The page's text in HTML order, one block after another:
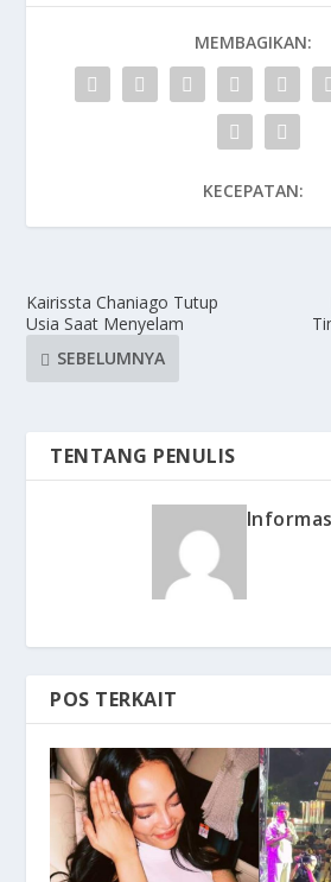
MEMBAGIKAN:
KECEPATAN:
Kairissta Chaniago Tutup
Usia Saat Menyelam
SEBELUMNYA
TENTANG PENULIS
POS TERKAIT